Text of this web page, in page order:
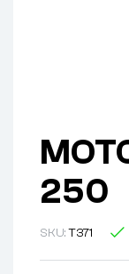
250
SKU:T371